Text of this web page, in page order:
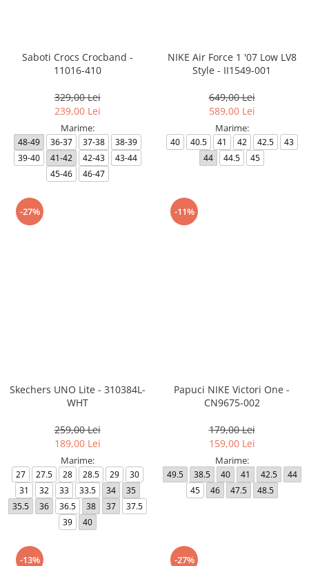
Saboti Crocs Crocband -
11016-410
329,00 Lei
239,00 Lei
Marime:
48-49 36-37 37-38
38-39
39-40
41-42 42-43
43-44
45-46
46-47
NIKE Air Force 1 '07 Low LV8
Style - II1549-001
649,00 Lei
589,00 Lei
Marime:
40 40.5 41 42 42.5
43
44
44.5 45
-27%
Skechers UNO Lite - 310384L-
WHT
259,00 Lei
189,00 Lei
Marime:
27 27.5 28 28.5 29
30
31
32 33 33.5 34
35
35.5
36 36.5 38 37
37.5
39
40
-11%
Papuci NIKE Victori One -
CN9675-002
179,00 Lei
159,00 Lei
Marime:
49.5 38.5 40 41 42.5
44
45
46 47.5 48.5
-13% -27%